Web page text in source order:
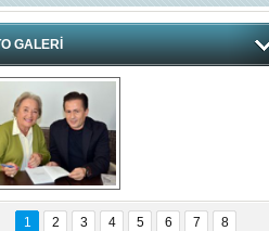
GALERİ
hnzzzna
1 2 3 4 5 6 7 8